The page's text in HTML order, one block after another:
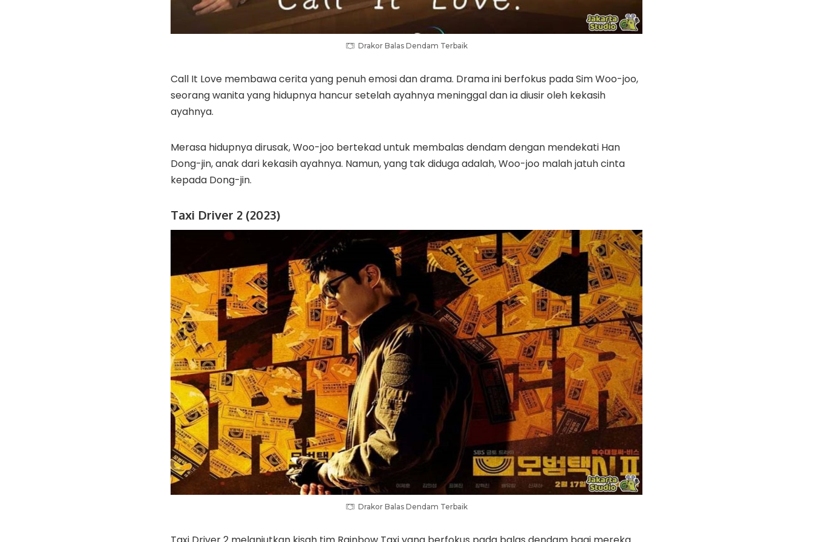
Drakor Balas Dendam Terbaik
Call It Love membawa cerita yang penuh emosi dan drama. Drama ini berfokus pada Sim Woo-joo,
seorang wanita yang hidupnya hancur setelah ayahnya meninggal dan ia diusir oleh kekasih
ayahnya.
Merasa hidupnya dirusak, Woo-joo bertekad untuk membalas dendam dengan mendekati Han
Dong-jin, anak dari kekasih ayahnya. Namun, yang tak diduga adalah, Woo-joo malah jatuh cinta
kepada Dong-jin.
Taxi Driver 2 (2023)
Drakor Balas Dendam Terbaik